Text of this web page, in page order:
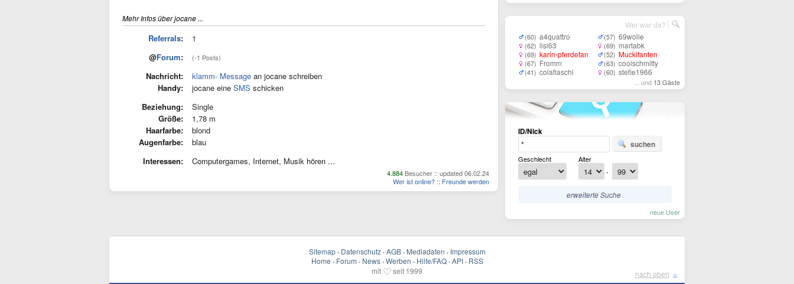
Mehr Infos über jocane ...
Referrals:
1
@Forum: (-1 Posts)
Nachricht: klamm- Message an jocane schreiben
Handy:
jocane eine SMS schicken
Beziehung:
Single
Größe:
1,78 m
Haarfarbe:
blond
Augenfarbe:
blau
Interessen:
Computergames, Internet, Musik hören ...
4.884 Besucher :: updated 06.02.24
Wer ist online? :: Freunde werden
(60) a4quattro
(62) lisi63
(69) karin-pferdefan
(67) Fromm
(41) colaflaschi
(57) 69wolle
(69) martabk
(52) Muckifanten
(63) coolschmitty
(60) stefie1966
... und 13 Gäste
Wer war da?
ID/Nick
suchen
Geschlecht
Alter
-
erweiterte Suche
neue User
Sitemap · Datenschutz · AGB · Mediadaten · Impressum
Home · Forum · News · Werben · Hilfe/FAQ · API · RSS
mit ♡ seit 1999 nach oben ▲